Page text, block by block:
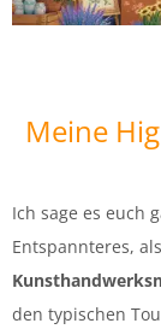
Meine
Ich sage es euch
Entspannteres,
den typischen